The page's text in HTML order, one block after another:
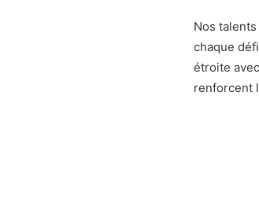
Nos
chaque
étroite
renforcent